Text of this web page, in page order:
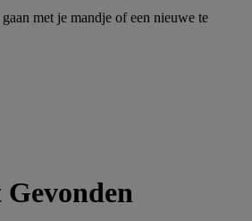
met je mandje of een nieuwe te